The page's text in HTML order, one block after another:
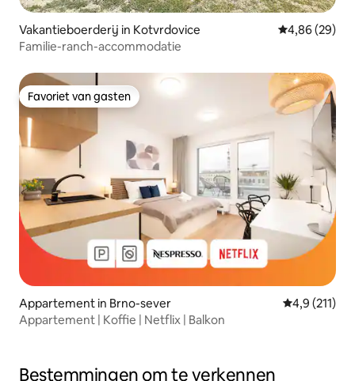
Vakantieboerderij in Kotvrdovice Gemiddelde
4,86 (29)
Familie-ranch-accommodatie
Favoriet van gasten
Favoriet van gasten
Appartement in Brno-sever Gemiddelde
4,9 (211)
Appartement | Koffie | Netflix | Balkon
Bestemmingen om te verkennen